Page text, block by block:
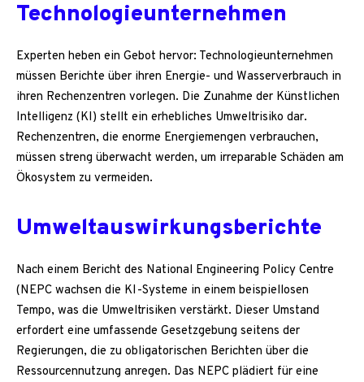
Technologieunternehmen
Experten heben ein Gebot hervor: Technologieunternehmen
müssen Berichte über ihren Energie- und Wasserverbrauch in
ihren Rechenzentren vorlegen. Die Zunahme der Künstlichen
Intelligenz (KI) stellt ein erhebliches Umweltrisiko dar.
Rechenzentren, die enorme Energiemengen verbrauchen,
müssen streng überwacht werden, um irreparable Schäden am
Ökosystem zu vermeiden.
Umweltauswirkungsberichte
Nach einem Bericht des National Engineering Policy Centre
(NEPC wachsen die KI-Systeme in einem beispiellosen
Tempo, was die Umweltrisiken verstärkt. Dieser Umstand
erfordert eine umfassende Gesetzgebung seitens der
Regierungen, die zu obligatorischen Berichten über die
Ressourcennutzung anregen. Das NEPC plädiert für eine